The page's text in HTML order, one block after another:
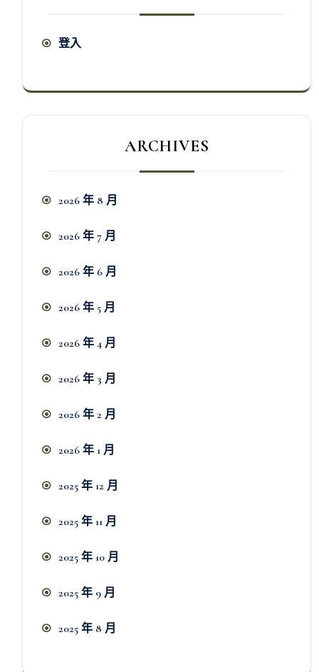
登入
ARCHIVES
2026 年 8 月
2026 年 7 月
2026 年 6 月
2026 年 5 月
2026 年 4 月
2026 年 3 月
2026 年 2 月
2026 年 1 月
2025 年 12 月
2025 年 11 月
2025 年 10 月
2025 年 9 月
2025 年 8 月